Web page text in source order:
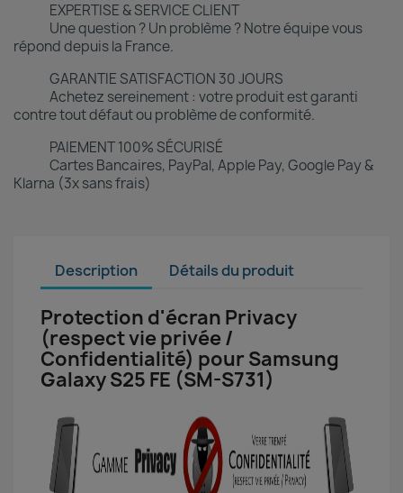
EXPERTISE & SERVICE CLIENT
Une question ? Un problème ? Notre équipe vous
répond depuis la France.
GARANTIE SATISFACTION 30 JOURS
Achetez sereinement : votre produit est garanti
contre tout défaut ou problème de conformité.
PAIEMENT 100% SÉCURISÉ
Cartes Bancaires, PayPal, Apple Pay, Google Pay &
Klarna (3x sans frais)
Description Détails du produit
Protection d'écran Privacy
(respect vie privée /
Confidentialité) pour Samsung
Galaxy S25 FE (SM-S731)